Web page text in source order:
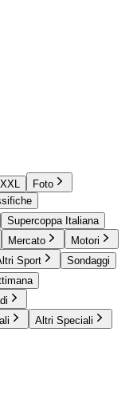
Foto
Supercoppa Italiana
Mercato
Motori
Sport
Sondaggi
Altri Speciali